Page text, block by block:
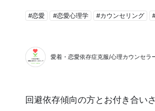
#恋愛 #恋愛心理学 #カウンセリング
愛着・恋愛依存症克服/心理カウンセラ
回避依存傾向の方とお付き合い